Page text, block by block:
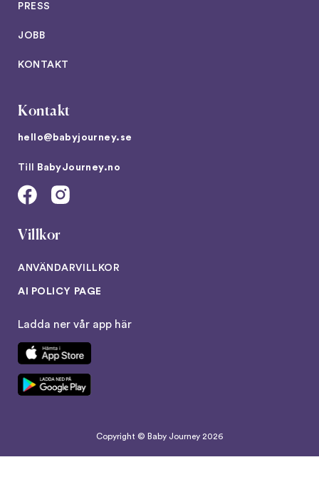
PRESS
JOBB
KONTAKT
Kontakt
hello@babyjourney.se
Till BabyJourney.no
Villkor
ANVÄNDARVILLKOR
AI POLICY PAGE
Ladda ner vår app här
Copyright © Baby Journey 2026